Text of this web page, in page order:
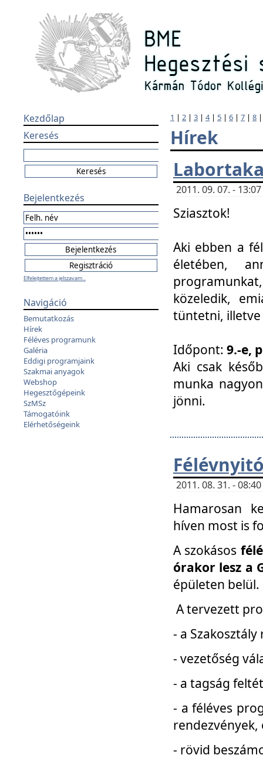
Kezdőlap
Keresés
Bejelentkezés
Elfelejtettem a jelszavam...
Navigáció
Bemutatkozás
Hírek
Féléves programunk
Galéria
Eddigi programjaink
Szakmai anyagok
Webshop
Hegesztőgépeink
SzMSz
Támogatóink
Elérhetőségeink
1 | 2 | 3 | 4| 5 | 6 | 7 | 8
Hírek
2011. 09. 07. -
Sziasztok!
Aki ebben a
életében,
közeledik,
tüntetni, illetve
Időpont: 9.-e,
Aki csak
munka
jönni.
2011. 08. 31. -
Hamarosan
híven most is
A szokásos
órakor lesz a
épületen belül.
A tervezett
- a
- vezetőség
- a tagság
- a féléves
- rövid